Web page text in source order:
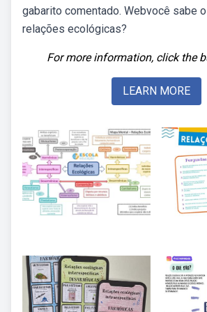
gabarito comentado. Webvocê sabe
relações ecológicas?
For more information, click the
LEARN MORE